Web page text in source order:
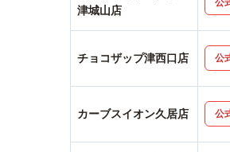
津城山店
チョコザップ津西口店 公
カーブスイオン久居店 公